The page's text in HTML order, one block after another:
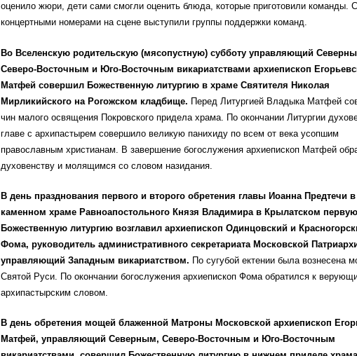
оценило жюри, дети сами смогли оценить блюда, которые приготовили команды. С
концертными номерами на сцене выступили группы поддержки команд.
Во Вселенскую родительскую (мясопустную) субботу управляющий
Северо-Восточным и Юго-Восточным викариатствами архиепископ
Матфей совершил Божественную литургию в храме Святителя Николая
Мирликийского на Рогожском кладбище. Перед Литургией Владыка Матфей
чин малого освящения Покровского придела храма. По окончании Литургии
главе с архипастырем совершило великую панихиду по всем от века усопшим
православным христианам. В завершение богослужения архиепископ Матфей
духовенству и молящимся со словом назидания.
В день празднования первого и второго обретения главы Иоанна Предтечи
каменном храме Равноапостольного Князя Владимира в Крылатском первую
Божественную литургию возглавил архиепископ Одинцовский и
Фома, руководитель административного секретариата Московской
управляющий Западным викариатством. По сугубой ектении была вознесена
Святой Руси. По окончании богослужения архиепископ Фома обратился к
архипастырским словом.
В день обретения мощей блаженной Матроны Московской архиепископ
Матфей, управляющий Северным, Северо-Восточным и Юго-Восточным